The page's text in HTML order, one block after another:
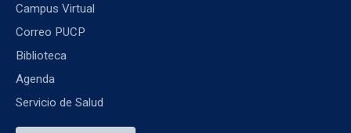
Campus Virtual
Correo PUCP
Biblioteca
Agenda
Servicio de Salud